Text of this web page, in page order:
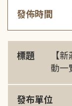
發佈時間
標題
【
動一
發布單位